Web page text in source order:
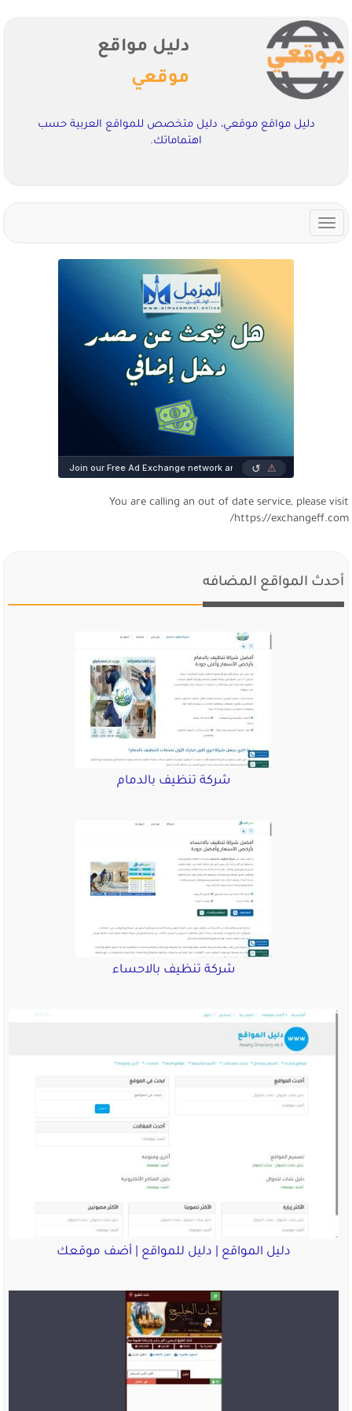
دليل مواقع
موقعي
دليل مواقع موقعي، دليل متخصص للمواقع العربية حسب
اهتماماتك.
Toggle
navigation
You are calling an out of date service, please visit
https://exchangeff.com/
أحدث المواقع المضافه
شركة تنظيف بالدمام
شركة تنظيف بالاحساء
دليل المواقع | دليل للمواقع | أضف موقعك